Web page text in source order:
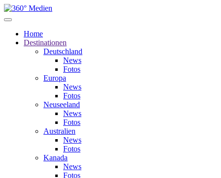
Home
Destinationen
Deutschland
News
Fotos
Europa
News
Fotos
Neuseeland
News
Fotos
Australien
News
Fotos
Kanada
News
Fotos